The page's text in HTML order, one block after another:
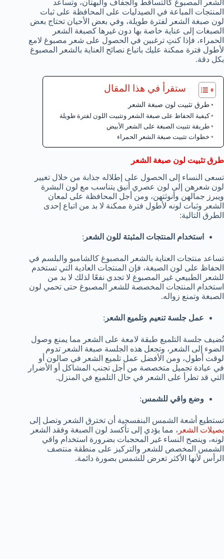
الشعر المصبوغ كالتساقط والجفاف والبهتان، وتساعد
المنتجات المباعة في الصيدليات على المحافظة على ثبات
لون صبغة الشعر لفترة طويلة، وفي بعض الأحيان تحتاج بعض
الصبغات إلى عناية خاصة بها دون غيرها كصبغة الشعر
الحمراء، فإذا كنتِ ترغبين في الحصول على شعر مصبوغ لامع
لأطول فترة ممكنة عليك باتباع نصائح العناية بالشعر المصبوغ
بكل دقة.
ستقرأ في هذا المقال
طرق تثبيت لون صبغة الشعر
كيفية الحفاظ على صبغة الشعر وتثبيت اللون لفترة طويلة
طريقة تثبيت الصبغة على الشعر الأبيض
خطوات تثبيت صبغة الشعر الحمراء
طرق تثبيت لون صبغة الشعر
تسعى النساء إلى الحصول على إطلاله جذابة من خلال تغيير
لون شعرهن إلى لون عصري أنيق يتناسب مع لون البشرة
ويبرز جمالهن وأنوثتهن، ومن أجل المحافظة على لمعان
الشعر وثبات لونه لأطول فترة ممكنة لا بد من اتباع إحدى
الطرق التالية:
استخدام المنتجات المثبتة للون الشعر :
تساعد منتجات العناية بالشعر المصبوغ كالشامبو والبلسم في
الحفاظ على لون الصبغة، فإن المنتجات العادية التي تستخدم
للشعر الطبيعي غير المصبوغ لا تجدي نفعًا لذلك لا بد من
استخدام المنتجات المخصصة للشعر المصبوغ حتى تحمي لون
الصبغة وتمنع زواله.
عمل جلسة تنعيم وتلميع الشعر :
تُضيف جلسة التلميع طبقة لامعة على الشعر مما يمنع وصول
الضوء إلى الشعر، وتجعل هذه الجلسة صبغة الشعر تدوم
لوقت أطول، ومن الأفضل عمل تلميع الشعر في صالون أو
في عيادة تجميل متخصصة من أجل تجنب المشاكل أو الأضرار
التي قد تطرأ على الشعر في حال التلميع في المنزل.
وضع واقي للشمس:
تستطيع أشعة الشمس البنفسجية أن تخترق الشعر وتصل إلى
بصيلات الشعر ، مما يؤدي إلى تأكسد لون الصبغة وفقد الشعر
لونه، وينصح النساء غير المحجبات بضرورة استخدام واقي
الشمس المخصص للشعر والتركيز على منطقة منتصف
الرأس لأنها الأكثر تعرض للشمس بصورة دائمة.